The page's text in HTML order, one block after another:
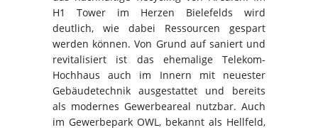
H1 Tower im Herzen Bielefelds wird
deutlich, wie dabei Ressourcen gespart
werden können. Von Grund auf saniert und
revitalisiert ist das ehemalige Telekom-
Hochhaus auch im Innern mit neuester
Gebäudetechnik ausgestattet und bereits
als modernes Gewerbeareal nutzbar. Auch
im Gewerbepark OWL, bekannt als Hellfeld,